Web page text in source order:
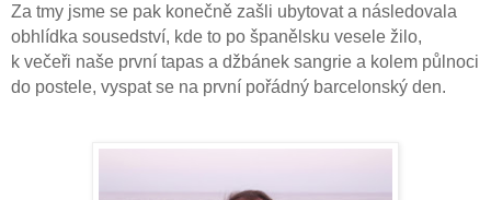
Za tmy jsme se pak konečně zašli ubytovat a následovala
obhlídka sousedství, kde to po španělsku vesele žilo,
k večeři naše první tapas a džbánek sangrie a kolem půlnoci
do postele, vyspat se na první pořádný barcelonský den.